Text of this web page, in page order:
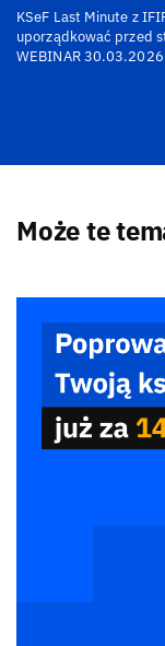
KSeF Last Minute z
uporządkować przed
WEBINAR 30.03.2026
Może te